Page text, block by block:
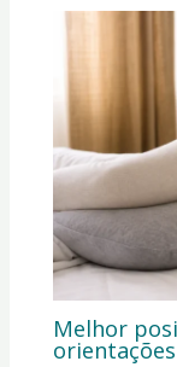
Melhor